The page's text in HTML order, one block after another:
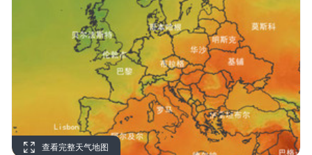
查看完整天气地图